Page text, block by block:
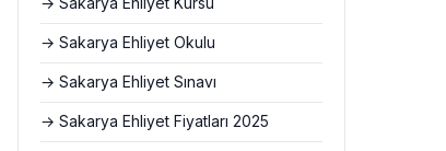
→ Sakarya Ehliyet Okulu
→ Sakarya Ehliyet Sınavı
→ Sakarya Ehliyet Fiyatları 2025